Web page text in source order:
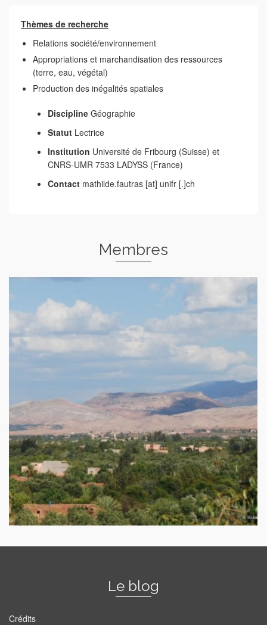
Thèmes de recherche
Relations société/environnement
Appropriations et marchandisation des ressources
(terre, eau, végétal)
Production des inégalités spatiales
Discipline Géographie
Statut Lectrice
Institution Université de Fribourg (Suisse) et
CNRS-UMR 7533 LADYSS (France)
Contact mathilde.fautras [at] unifr [.]ch
Membres
Héritier-Salama Violaine
Le blog
Crédits